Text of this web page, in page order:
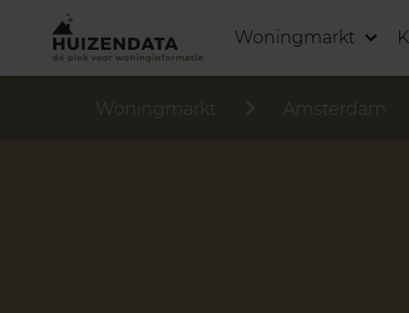
Woningmarkt
Woningmarkt Amsterdam